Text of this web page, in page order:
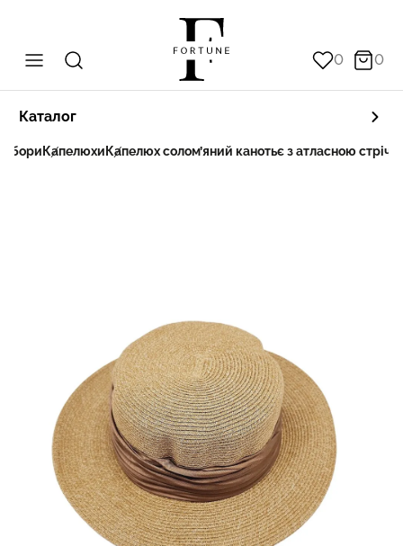
0 0
Каталог
убори Капелюхи Капелюх солом’яний канотьє з атласною